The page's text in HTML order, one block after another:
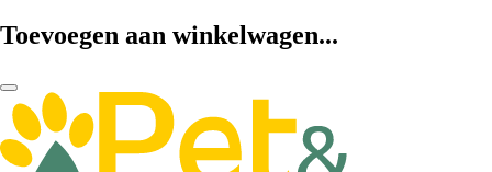
Toevoegen aan winkelwagen...